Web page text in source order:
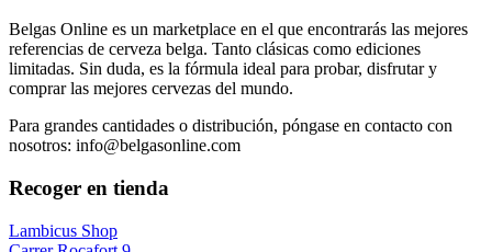
Belgas Online es un marketplace en el que encontrarás las mejores
referencias de cerveza belga. Tanto clásicas como ediciones
limitadas. Sin duda, es la fórmula ideal para probar, disfrutar y
comprar las mejores cervezas del mundo.
Para grandes cantidades o distribución, póngase en contacto con
nosotros: info@belgasonline.com
Recoger en tienda
Lambicus Shop